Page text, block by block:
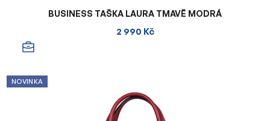
BUSINESS TAŠKA LAURA TMAVĚ MODRÁ
2 990 Kč
NOVINKA